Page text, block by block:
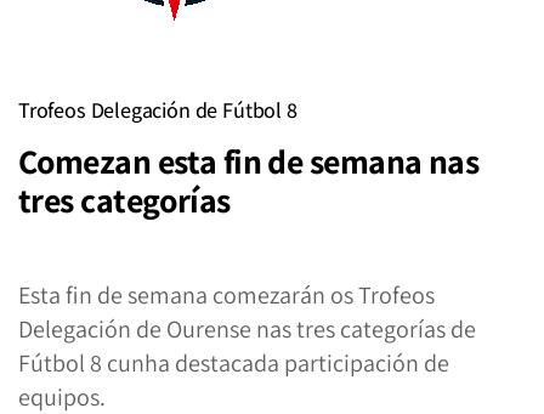
Trofeos Delegación de Fútbol 8
Comezan esta fin de semana nas
tres categorías
Esta fin de semana comezarán os Trofeos
Delegación de Ourense nas tres categorías de
Fútbol 8 cunha destacada participación de
equipos.